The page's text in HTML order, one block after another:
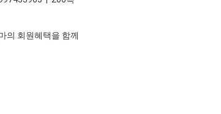
의 회원혜택을 함께